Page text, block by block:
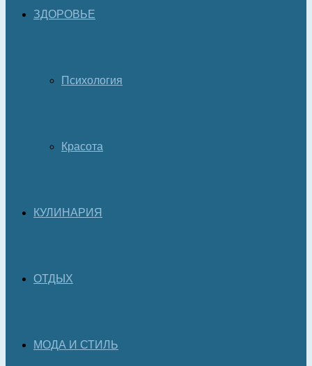
ЗДОРОВЬЕ
Психология
Красота
КУЛИНАРИЯ
ОТДЫХ
МОДА И СТИЛЬ